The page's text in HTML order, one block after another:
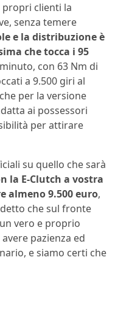
propri clienti la
senza temere
e la distribuzione è
che tocca i 95
con 63 Nm di
a 9.500 giri al
per la versione
ai possessori
per attirare
su quello che sarà
la E-Clutch a vostra
almeno 9.500 euro,
che sul fronte
vero e proprio
pazienza ed
e siamo certi che